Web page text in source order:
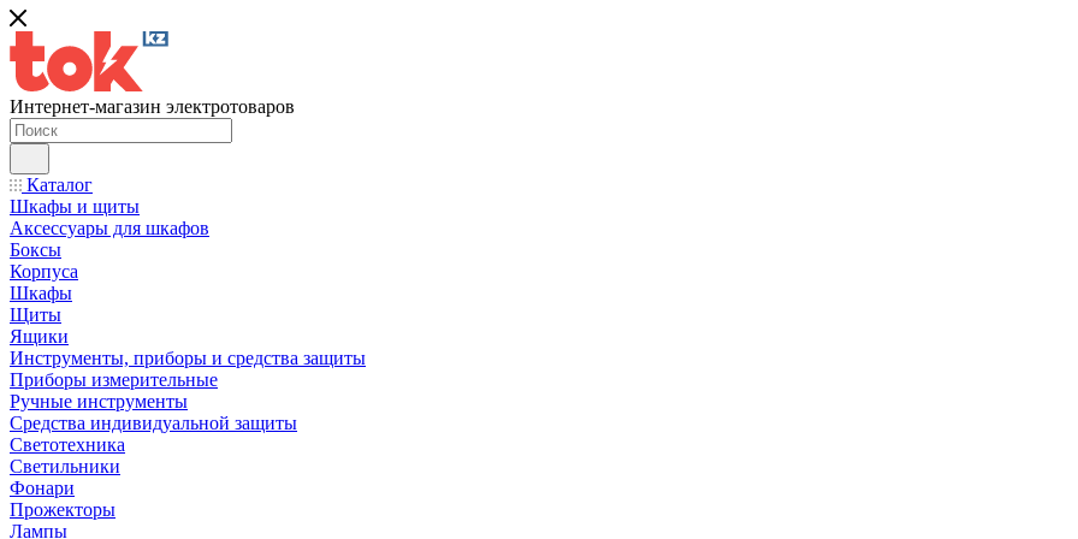
Интернет-магазин электротоваров
Каталог
Шкафы и щиты
Аксессуары для шкафов
Боксы
Корпуса
Шкафы
Щиты
Ящики
Инструменты, приборы и средства защиты
Приборы измерительные
Ручные инструменты
Средства индивидуальной защиты
Светотехника
Светильники
Фонари
Прожекторы
Лампы